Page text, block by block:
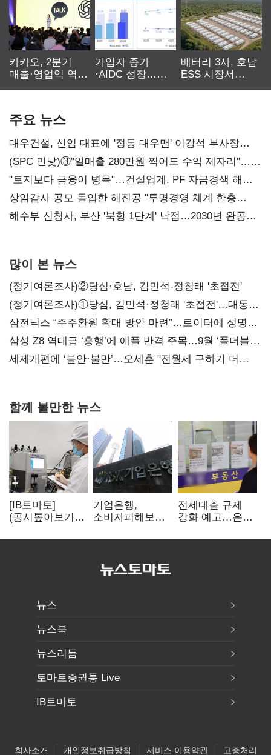
카카오, 2분기
매출·영업익 역대
가입자 증가
·AIDC 성장…
배터리 3사, 호남
ESS 시장서
주요 뉴스
대우건설, 신임 대표에 '정통 대우맨' 이강석 부사장
내정
(SPC 민낯)③"일매출 280만원 찍어도 수익 제자리"…
점주 울리는 '상시 할인'
"토지보다 금융이 병목"…건설업계, PF 자금경색 해소
목소리
상임감사 공모 돌입한 해진공 "투명경영 체계 한층
강화"
해수부 신청사, 부산 '북항 1단계' 낙점…2030년 완공
많이 본 뉴스
(정기여론조사)②당심·호남, 김민석-정청래 '초접전'
(정기여론조사)①당심, 김민석·정청래 '초접전'…대통령
지지도 '50% 아래로'(종합)
삼전닉스 “주주환원 확대 방안 마련”…로이터에 성명
보내
삼성 Z8 역대급 ‘흥행’에 애플 반격 주목…9월 ‘폴더블
대전’
세제개편에 ‘불안·불만’…오세훈 "전월세 구하기 더
함께 볼만한 뉴스
[IB토마토]
(공시톺아보기)
무엇이 '중요한
기업은행,
소비자피해보상
보이스피싱 공시
전세대출 규제
강화 예고…은행
뉴스
뉴스북
뉴스리듬
토마토증권통 Live
IB토마토
회사소개 개인정보취급방침 서비스 이용약관 고충처리